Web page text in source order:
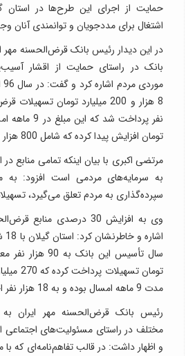
حمایت از اجرای این طرح‌ها در استان
اشتغال برای مددجویان و توانمندی آنان
در این دیدار رئیس بانک قرض‌الحسنه مهر
بانک در راستای حمایت از اقشار
تومان افزایش پیدا کرده که شامل 800 هزار نفر شده است.
مرتضی اکبری با بیان اینکه تمامی منابع در
به سرمایه‌های مردمی است افزود: به
سپرده‌گذاری به مردم تعلق می‌گیرد،
وی به افزایش 30 درصدی
تومان
مدت 9 ماهه امسال بوده و به 18 هزار نفر اختصاص یافته است.
رئیس بانک قرض‌الحسنه مهر ایران به
مختلف در راستای مسئولیت‌های اجتماعی
و اظهار داشت: در قالب تفاهم‌نامه‌ای که با